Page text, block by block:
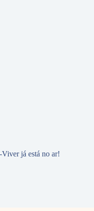
já está no ar!